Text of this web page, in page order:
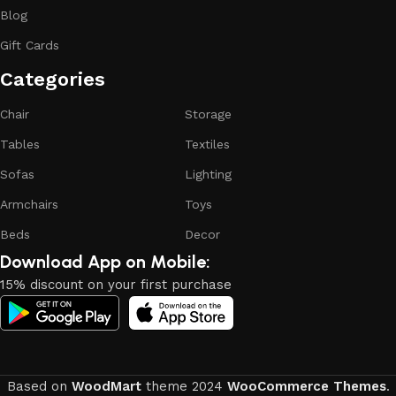
continuous joint work did not give reason to doubt their
of their products, excellent operational characteristics,
attractive appearance of the products, a long period of use
of the furniture, as well as safety.
Blog
Gift Cards
Categories​
Chair
Tables
Sofas
Armchairs
Beds
Storage
Textiles
Lighting
Toys
Decor
Download App on Mobile:
15% discount on your first purchase
Based on WoodMarttheme 2024 WooCommerce Themes.